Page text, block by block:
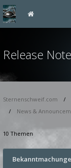
Release
Sternenschweif.com
News &
10 Themen